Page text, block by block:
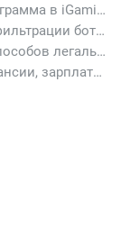
PIN-UP Partners: ведущая партнерская программа в iGaming
Cloaking House: облачный клоакинг для фильтрации ботов FB и Google Ads — гайд PHP-интеграции 2026
Ломай авторское право полностью. 10 способов легально добавить любимый трек в свой креатив
Карьера в арбитраже трафика в 2026: вакансии, зарплаты и как начать